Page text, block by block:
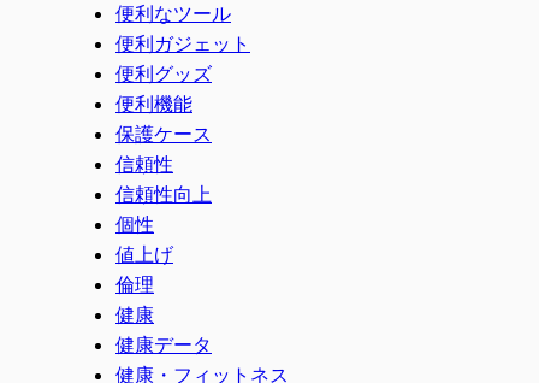
便利なツール
便利ガジェット
便利グッズ
便利機能
保護ケース
信頼性
信頼性向上
個性
値上げ
倫理
健康
健康データ
健康・フィットネス